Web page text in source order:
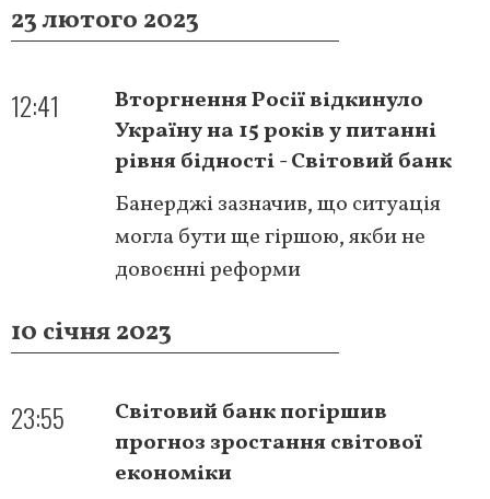
23 лютого 2023
12:41
Вторгнення Росії відкинуло
Україну на 15 років у питанні
рівня бідності - Світовий банк
Банерджі зазначив, що ситуація
могла бути ще гіршою, якби не
довоєнні реформи
10 січня 2023
23:55
Світовий банк погіршив
прогноз зростання світової
економіки